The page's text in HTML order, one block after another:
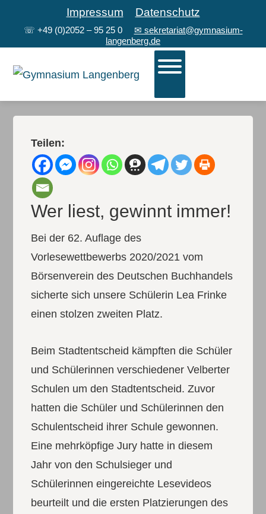
Impressum Datenschutz
☏ +49 (0)2052 – 95 25 0
✉ sekretariat@gymnasium-
langenberg.de
Teilen:
Wer liest, gewinnt immer!
Bei der 62. Auflage des
Vorlesewettbewerbs 2020/2021 vom
Börsenverein des Deutschen Buchhandels
sicherte sich unsere Schülerin Lea Frinke
einen stolzen zweiten Platz.
Beim Stadtentscheid kämpften die Schüler
und Schülerinnen verschiedener Velberter
Schulen um den Stadtentscheid. Zuvor
hatten die Schüler und Schülerinnen den
Schulentscheid ihrer Schule gewonnen.
Eine mehrköpfige Jury hatte in diesem
Jahr von den Schulsieger und
Schülerinnen eingereichte Lesevideos
beurteilt und die ersten Platzierungen des